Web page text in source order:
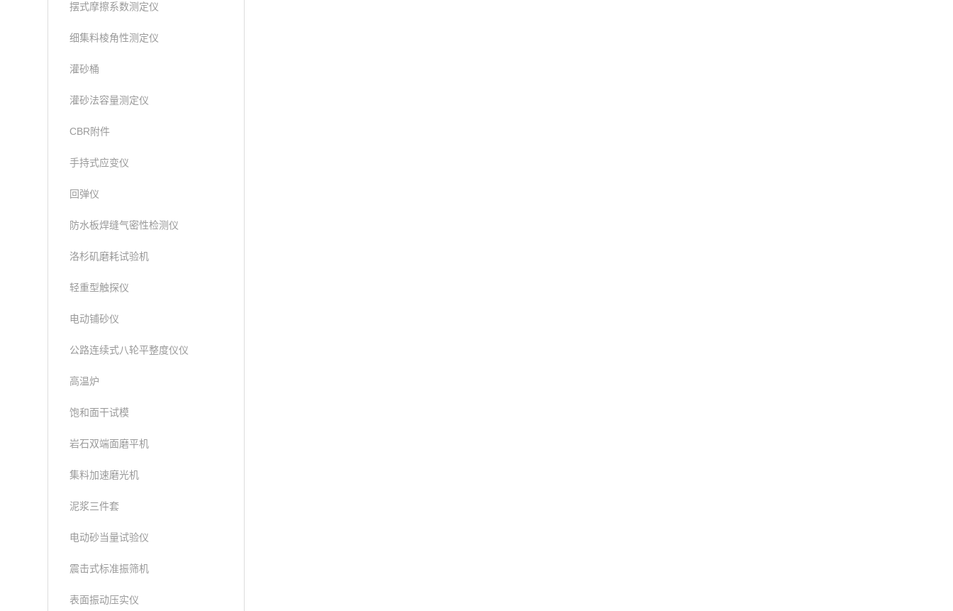
摆式摩擦系数测定仪
细集料棱角性测定仪
灌砂桶
灌砂法容量测定仪
CBR附件
手持式应变仪
回弹仪
防水板焊缝气密性检测仪
洛杉矶磨耗试验机
轻重型触探仪
电动铺砂仪
公路连续式八轮平整度仪仪
高温炉
饱和面干试模
岩石双端面磨平机
集料加速磨光机
泥浆三件套
电动砂当量试验仪
震击式标准振筛机
表面振动压实仪